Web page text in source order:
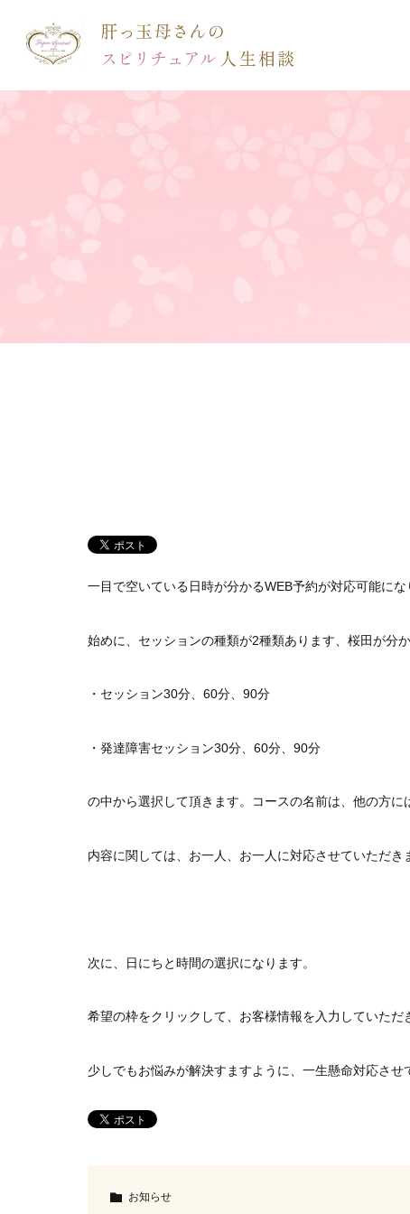
一目で空いている日時が分かるWEB予約が対応可能にな
始めに、セッションの種類が2種類あります、桜田が分か
・セッション30分、60分、90分
・発達障害セッション30分、60分、90分
の中から選択して頂きます。コースの名前は、他の方に
内容に関しては、お一人、お一人に対応させていただき
次に、日にちと時間の選択になります。
希望の枠をクリックして、お客様情報を入力していただ
少しでもお悩みが解決すますように、一生懸命対応させ
お知らせ